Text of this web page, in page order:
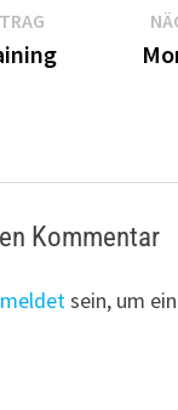
Vorheriger
Beitrag:
Kommentar
sein, um